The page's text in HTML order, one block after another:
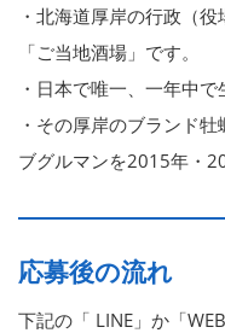
・北海道厚岸の行政（
「ご当地酒場」です。
・日本で唯一、一年中
・その厚岸のブランド
ブグルマンを2015年・
応募後の流れ
下記の「 LINE」か「